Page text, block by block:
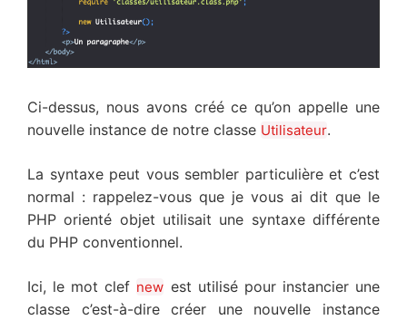
Ci-dessus, nous avons créé ce qu’on appelle une
nouvelle instance de notre classe Utilisateur.
La syntaxe peut vous sembler particulière et c’est
normal : rappelez-vous que je vous ai dit que le
PHP orienté objet utilisait une syntaxe différente
du PHP conventionnel.
Ici, le mot clef new est utilisé pour instancier une
classe c’est-à-dire créer une nouvelle instance